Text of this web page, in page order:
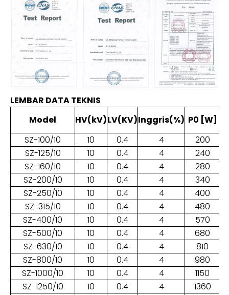
LEMBAR DATA TEKNIS
Model
HV(kV)LV(KV)Inggris(%) P0 [W]
SZ-100/10
10 0.4 4
200
SZ-125/10
10 0.4 4
240
SZ-160/10
10 0.4 4
280
SZ-200/10
10 0.4 4
340
SZ-250/10
10 0.4 4
400
SZ-315/10
10 0.4 4
480
SZ-400/10
10 0.4 4
570
SZ-500/10
10 0.4 4
680
SZ-630/10
10 0.4 4
810
SZ-800/10
10 0.4 4
980
SZ-1000/10
10 0.4 4
1150
SZ-1250/10
10 0.4 4
1360